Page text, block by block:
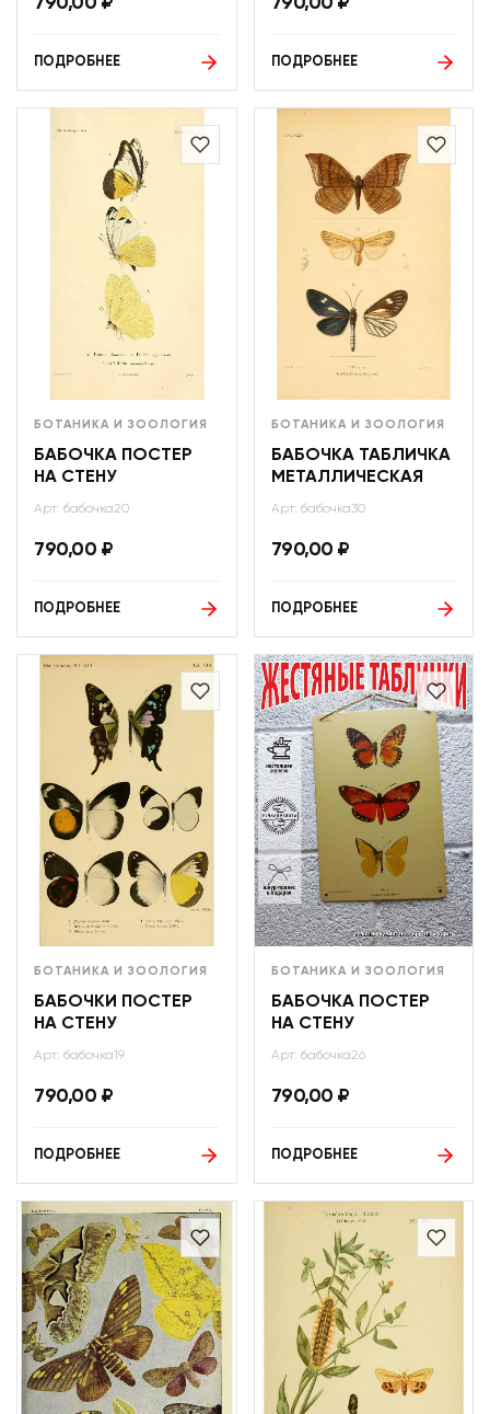
ПОДРОБНЕЕ ПОДРОБНЕЕ
БОТАНИКА И ЗООЛОГИЯ
БАБОЧКА ПОСТЕР
НА СТЕНУ
Арт: бабочка20
790,00 ₽
ПОДРОБНЕЕ
БОТАНИКА И ЗООЛОГИЯ
БАБОЧКА ТАБЛИЧКА
МЕТАЛЛИЧЕСКАЯ
Арт: бабочка30
790,00 ₽
ПОДРОБНЕЕ
БОТАНИКА И ЗООЛОГИЯ
БАБОЧКИ ПОСТЕР
НА СТЕНУ
Арт: бабочка19
790,00 ₽
ПОДРОБНЕЕ
БОТАНИКА И ЗООЛОГИЯ
БАБОЧКА ПОСТЕР
НА СТЕНУ
Арт: бабочка26
790,00 ₽
ПОДРОБНЕЕ